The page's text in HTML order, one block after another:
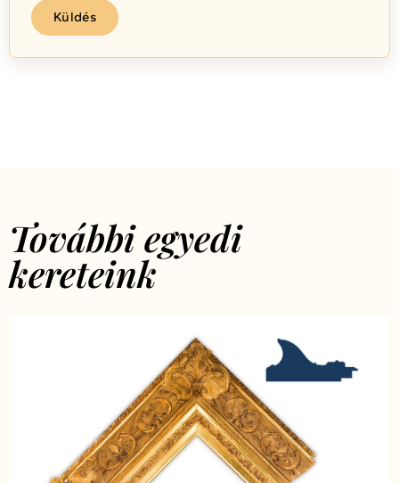
Küldés
További egyedi
kereteink